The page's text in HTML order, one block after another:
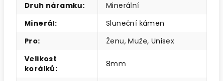
Druh náramku:
Minerální
Minerál:
Sluneční kámen
Pro:
Ženu, Muže, Unisex
Velikost
korálků: 8mm